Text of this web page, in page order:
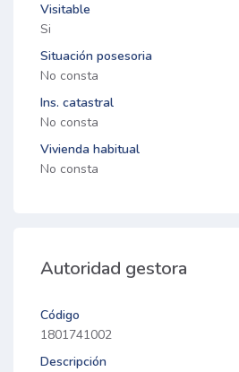
Visitable
Si
Situación posesoria
No consta
Ins. catastral
No consta
Vivienda habitual
No consta
Autoridad gestora
Código
1801741002
Descripción